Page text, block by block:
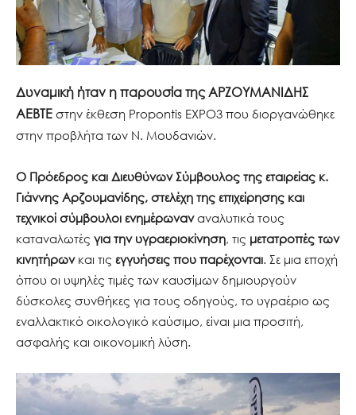
Δυναμική ήταν η παρουσία της ΑΡΖΟΥΜΑΝΙΔΗΣ
ΑΕΒΤΕ στην έκθεση Propontis EXPO3 που διοργανώθηκε
στην προβλήτα των Ν. Μουδανιών.
Ο Πρόεδρος και Διευθύνων Σύμβουλος της εταιρείας κ.
Γιάννης Αρζουμανίδης, στελέχη της επιχείρησης και
τεχνικοί σύμβουλοι ενημέρωναναναλυτικά τους
καταναλωτές για την υγραεριοκίνηση, τις μετατροπές των
κινητήρωνκαι τις εγγυήσεις που παρέχονται. Σε μια εποχή
όπου οι υψηλές τιμές των καυσίμων δημιουργούν
δύσκολες συνθήκες για τους οδηγούς, το υγραέριο ως
εναλλακτικό οικολογικό καύσιμο, είναι μια προσιτή,
ασφαλής και οικονομική λύση.